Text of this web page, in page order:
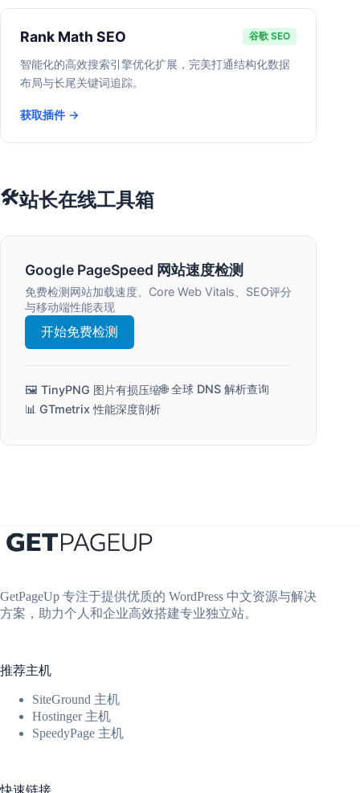
Rank Math SEO 谷歌 SEO
智能化的高效搜索引擎优化扩展，完美打通结构化数据
布局与长尾关键词追踪。
获取插件 →
🛠️站长在线工具箱
Google PageSpeed 网站速度检测
免费检测网站加载速度、Core Web Vitals、SEO评分
与移动端性能表现
开始免费检测
🖼️ TinyPNG 图片有损压缩🌐 全球 DNS 解析查询
📊 GTmetrix 性能深度剖析
GetPageUp 专注于提供优质的 WordPress 中文资源与解决
方案，助力个人和企业高效搭建专业独立站。
推荐主机
SiteGround 主机
Hostinger 主机
SpeedyPage 主机
快速链接